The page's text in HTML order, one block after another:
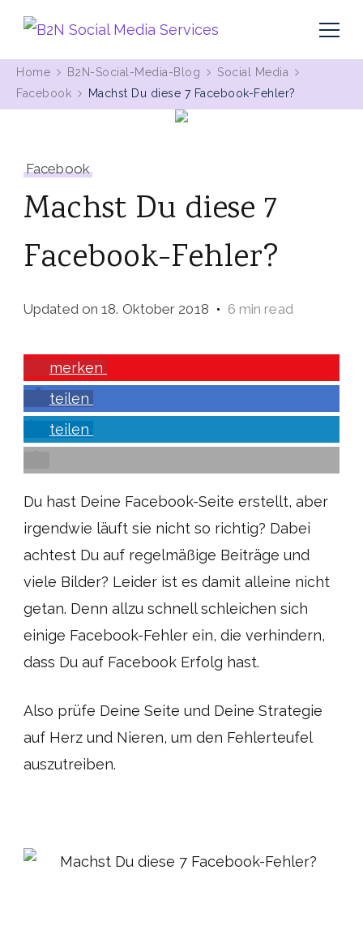
B2N Social Media Services
Home B2N-Social-Media-Blog
Social Media
Facebook
Machst Du diese 7 Facebook-Fehler?
Facebook
Machst Du diese 7
Facebook-Fehler?
Updated on18. Oktober 2018 6 min read
merken
teilen
teilen
Du hast Deine Facebook-Seite erstellt, aber
irgendwie läuft sie nicht so richtig? Dabei
achtest Du auf regelmäßige Beiträge und
viele Bilder? Leider ist es damit alleine nicht
getan. Denn allzu schnell schleichen sich
einige Facebook-Fehler ein, die verhindern,
dass Du auf Facebook Erfolg hast.
Also prüfe Deine Seite und Deine Strategie
auf Herz und Nieren, um den Fehlerteufel
auszutreiben.